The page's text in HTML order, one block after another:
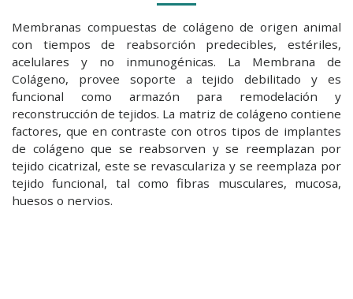
Membranas compuestas de colágeno de origen animal
con tiempos de reabsorción predecibles, estériles,
acelulares y no inmunogénicas. La Membrana de
Colágeno, provee soporte a tejido debilitado y es
funcional como armazón para remodelación y
reconstrucción de tejidos. La matriz de colágeno contiene
factores, que en contraste con otros tipos de implantes
de colágeno que se reabsorven y se reemplazan por
tejido cicatrizal, este se revasculariza y se reemplaza por
tejido funcional, tal como fibras musculares, mucosa,
huesos o nervios.